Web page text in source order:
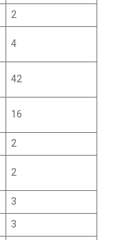
2
4
42
16
2
2
3
3